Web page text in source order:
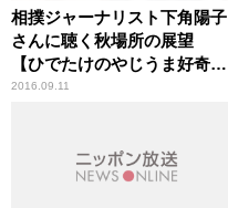
相撲ジャーナリスト下角陽子
さんに聴く秋場所の展望
【ひでたけのやじうま好奇
心】
2016.09.11